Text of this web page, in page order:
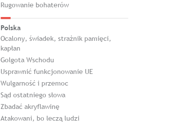
Rugowanie bohaterów
Polska
Ocalony, świadek, strażnik pamięci,
kapłan
Golgota Wschodu
Usprawnić funkcjonowanie UE
Wulgarność i przemoc
Sąd ostatniego słowa
Zbadać akryflawinę
Atakowani, bo leczą ludzi